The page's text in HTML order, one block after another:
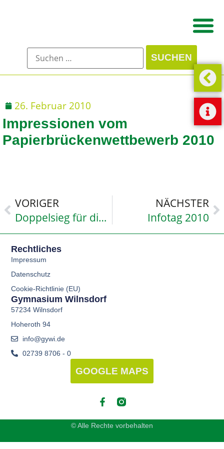
26. Februar 2010
Impressionen vom
Papierbrückenwettbewerb 2010
VORIGER
Doppelsieg für die Papier-Brückenbauer des GyWis
NÄCHSTER
Infotag 2010
Rechtliches
Impressum
Datenschutz
Cookie-Richtlinie (EU)
Gymnasium Wilnsdorf
57234 Wilnsdorf
Hoheroth 94
info@gywi.de
02739 8706 - 0
GOOGLE MAPS
© Alle Rechte vorbehalten